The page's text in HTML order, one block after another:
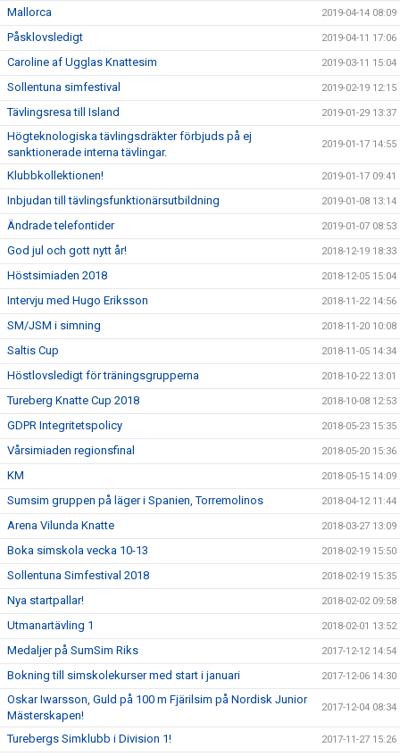
Mallorca 2019-04-14 08:09
Påsklovsledigt 2019-04-11 17:06
Caroline af Ugglas Knattesim 2019-03-11 15:04
Sollentuna simfestival 2019-02-19 12:15
Tävlingsresa till Island 2019-01-29 13:37
Högteknologiska tävlingsdräkter förbjuds på ej
sanktionerade interna tävlingar.
2019-01-17 14:55
Klubbkollektionen! 2019-01-17 09:41
Inbjudan till tävlingsfunktionärsutbildning 2019-01-08 13:14
Ändrade telefontider 2019-01-07 08:53
God jul och gott nytt år! 2018-12-19 18:33
Höstsimiaden 2018 2018-12-05 15:04
Intervju med Hugo Eriksson 2018-11-22 14:56
SM/JSM i simning 2018-11-20 10:08
Saltis Cup 2018-11-05 14:34
Höstlovsledigt för träningsgrupperna 2018-10-22 13:01
Tureberg Knatte Cup 2018 2018-10-08 12:53
GDPR Integritetspolicy 2018-05-23 15:35
Vårsimiaden regionsfinal 2018-05-20 15:36
KM 2018-05-15 14:09
Sumsim gruppen på läger i Spanien, Torremolinos 2018-04-12 11:44
Arena Vilunda Knatte 2018-03-27 13:09
Boka simskola vecka 10-13 2018-02-19 15:50
Sollentuna Simfestival 2018 2018-02-19 15:35
Nya startpallar! 2018-02-02 09:58
Utmanartävling 1 2018-02-01 13:52
Medaljer på SumSim Riks 2017-12-12 14:54
Bokning till simskolekurser med start i januari 2017-12-06 14:30
Oskar Iwarsson, Guld på 100 m Fjärilsim på Nordisk Junior
Mästerskapen!
2017-12-04 08:34
Turebergs Simklubb i Division 1! 2017-11-27 15:26